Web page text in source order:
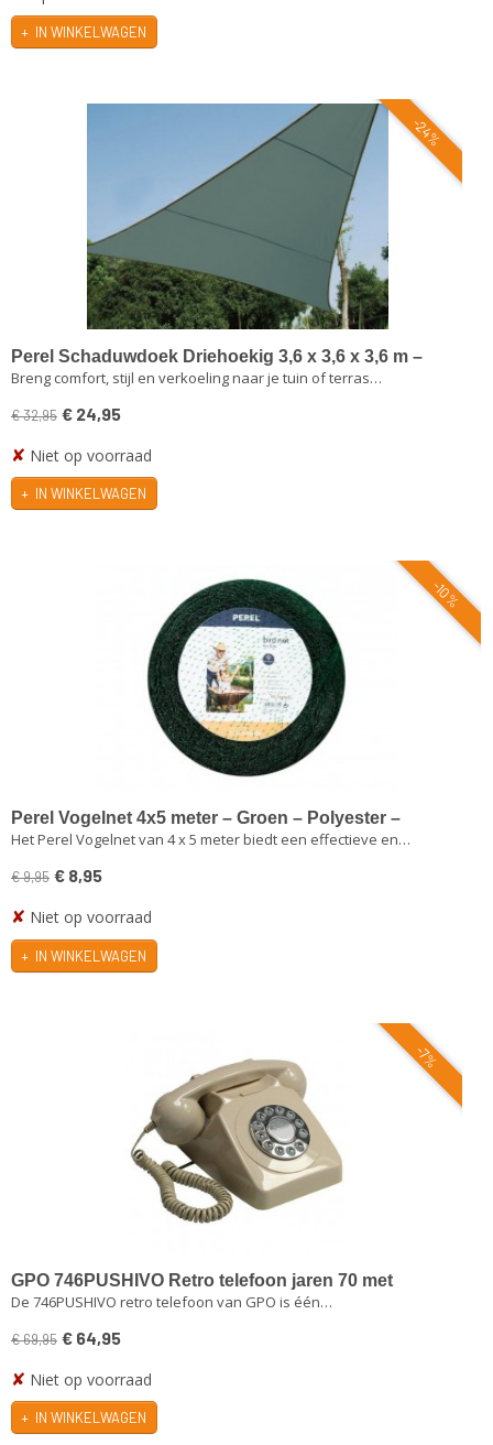
IN WINKELWAGEN
-24%
Perel Schaduwdoek Driehoekig 3,6 x 3,6 x 3,6 m –
Groengrijs | UV-beschermend & Waterafstotend
Breng comfort, stijl en verkoeling naar je tuin of terras…
€ 32,95 € 24,95
✘ Niet op voorraad
IN WINKELWAGEN
-10%
Perel Vogelnet 4x5 meter – Groen – Polyester –
Maaswijdte 2 cm² – Tuin- en Vijverbescherming
Het Perel Vogelnet van 4 x 5 meter biedt een effectieve en…
€ 9,95 € 8,95
✘ Niet op voorraad
IN WINKELWAGEN
-7%
GPO 746PUSHIVO Retro telefoon jaren 70 met
druktoetsen crèmekleurig
De 746PUSHIVO retro telefoon van GPO is één…
€ 69,95 € 64,95
✘ Niet op voorraad
IN WINKELWAGEN